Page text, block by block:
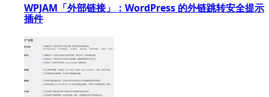
WPJAM「外部链接」：WordPress 的外链跳转安全提示
插件